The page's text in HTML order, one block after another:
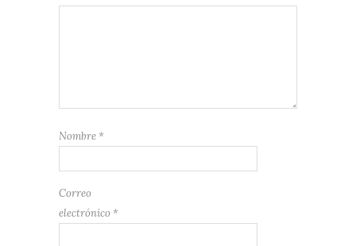
Nombre *
Correo
electrónico *